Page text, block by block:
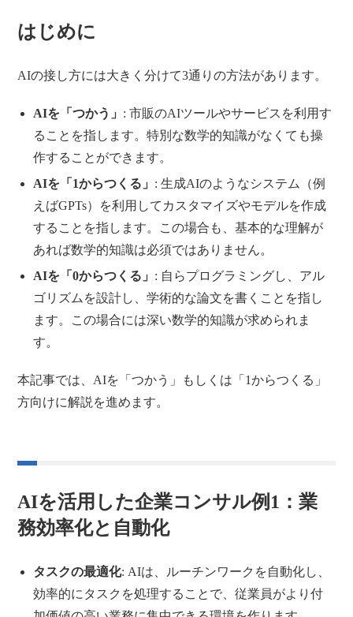
はじめに
AIの接し方には大きく分けて3通りの方法があります。
AIを「つかう」 : 市販のAIツールやサービスを利用す
ることを指します。特別な数学的知識がなくても操
作することができます。
AIを「1からつくる」 : 生成AIのようなシステム（例
えばGPTs）を利用してカスタマイズやモデルを作成
することを指します。この場合も、基本的な理解が
あれば数学的知識は必須ではありません。
AIを「0からつくる」 : 自らプログラミングし、アル
ゴリズムを設計し、学術的な論文を書くことを指し
ます。この場合には深い数学的知識が求められま
す。
本記事では、AIを「つかう」もしくは「1からつくる」
方向けに解説を進めます。
AIを活用した企業コンサル例1：業
務効率化と自動化
タスクの最適化: AIは、ルーチンワークを自動化し、
効率的にタスクを処理することで、従業員がより付